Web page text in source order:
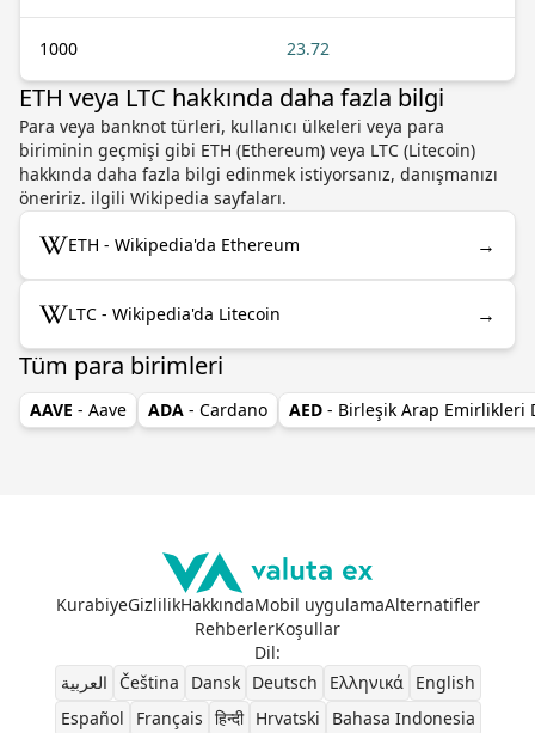
1000 23.72
ETH veya LTC hakkında daha fazla bilgi
Para veya banknot türleri, kullanıcı ülkeleri veya para
biriminin geçmişi gibi ETH (Ethereum) veya LTC (Litecoin)
hakkında daha fazla bilgi edinmek istiyorsanız, danışmanızı
öneririz. ilgili Wikipedia sayfaları.
ETH - Wikipedia'da Ethereum →
LTC - Wikipedia'da Litecoin →
Tüm para birimleri
AAVE - Aave ADA - Cardano AED - Birleşik Arap Emirlikleri
KurabiyeGizlilikHakkındaMobil uygulamaAlternatifler
RehberlerKoşullar
Dil:
العربية
Čeština Dansk Deutsch Ελληνικά
English
Español
Français हिन्दी Hrvatski Bahasa Indonesia